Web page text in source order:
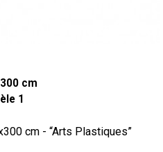
cm
1
cm - “Arts Plastiques”